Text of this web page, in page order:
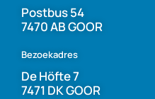
Postbus 54
7470 AB GOOR
Bezoekadres
De Höfte 7
7471 DK GOOR